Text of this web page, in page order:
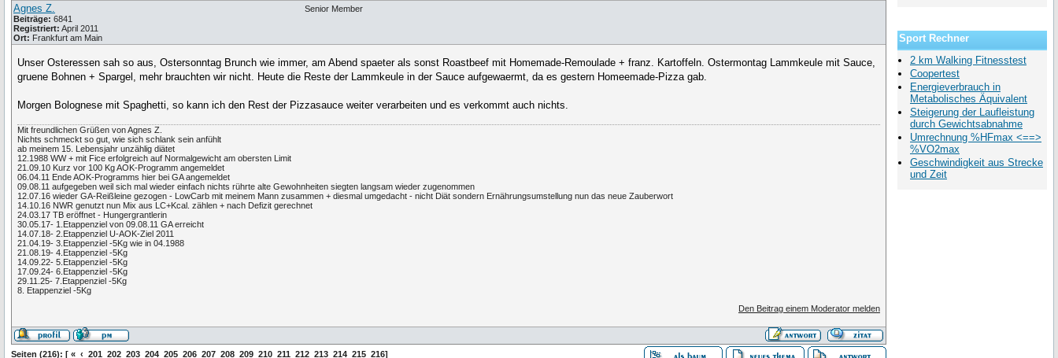
Agnes Z.
Beiträge: 6841
Registriert: April 2011
Ort: Frankfurt am Main
Senior Member
Unser Osteressen sah so aus, Ostersonntag Brunch wie immer, am Abend spaeter als sonst Roastbeef mit Homemade-Remoulade + franz. Kartoffeln. Ostermontag Lammkeule mit Sauce,
gruene Bohnen + Spargel, mehr brauchten wir nicht. Heute die Reste der Lammkeule in der Sauce aufgewaermt, da es gestern Homeemade-Pizza gab.
Morgen Bolognese mit Spaghetti, so kann ich den Rest der Pizzasauce weiter verarbeiten und es verkommt auch nichts.
Mit freundlichen Grüßen von Agnes Z.
Nichts schmeckt so gut, wie sich schlank sein anfühlt
ab meinem 15. Lebensjahr unzählig diätet
12.1988 WW + mit Fice erfolgreich auf Normalgewicht am obersten Limit
21.09.10 Kurz vor 100 Kg AOK-Programm angemeldet
06.04.11 Ende AOK-Programms hier bei GA angemeldet
09.08.11 aufgegeben weil sich mal wieder einfach nichts rührte alte Gewohnheiten siegten langsam wieder zugenommen
12.07.16 wieder GA-Reißleine gezogen - LowCarb mit meinem Mann zusammen + diesmal umgedacht - nicht Diät sondern Ernährungsumstellung nun das neue Zauberwort
14.10.16 NWR genutzt nun Mix aus LC+Kcal. zählen + nach Defizit gerechnet
24.03.17 TB eröffnet - Hungergrantlerin
30.05.17- 1.Etappenziel von 09.08.11 GA erreicht
14.07.18- 2.Etappenziel U-AOK-Ziel 2011
21.04.19- 3.Etappenziel -5Kg wie in 04.1988
21.08.19- 4.Etappenziel -5Kg
14.09.22- 5.Etappenziel -5Kg
17.09.24- 6.Etappenziel -5Kg
29.11.25- 7.Etappenziel -5Kg
8. Etappenziel -5Kg
Den Beitrag einem Moderator melden
Seiten (216): [ « ‹ 201 202 203 204 205 206 207 208 209 210 211 212 213 214 215 216]
Sport Rechner
2 km Walking Fitnesstest
Coopertest
Energieverbrauch in
Metabolisches Äquivalent
Steigerung der Laufleistung
durch Gewichtsabnahme
Umrechnung %HFmax <==>
%VO2max
Geschwindigkeit aus Strecke
und Zeit